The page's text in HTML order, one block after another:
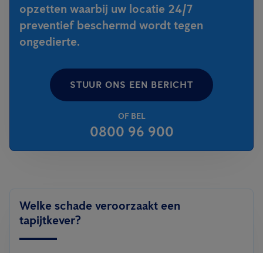
opzetten waarbij uw locatie 24/7
preventief beschermd wordt tegen
ongedierte.
STUUR ONS EEN BERICHT
OF BEL
0800 96 900
Welke schade veroorzaakt een
tapijtkever?